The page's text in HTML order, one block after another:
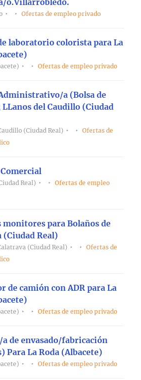
Ofertas de empleo privado
laboratorio colorista para La
Ofertas de empleo privado
a (Bolsa de
del Caudillo (Ciudad
(Ciudad Real)
Ofertas de
Real)
Ofertas de empleo
para Bolaños de
(Ciudad Real)
(Ciudad Real)
Ofertas de
de camión con ADR para La
Ofertas de empleo privado
de envasado/fabricación
Para La Roda (Albacete)
Ofertas de empleo privado